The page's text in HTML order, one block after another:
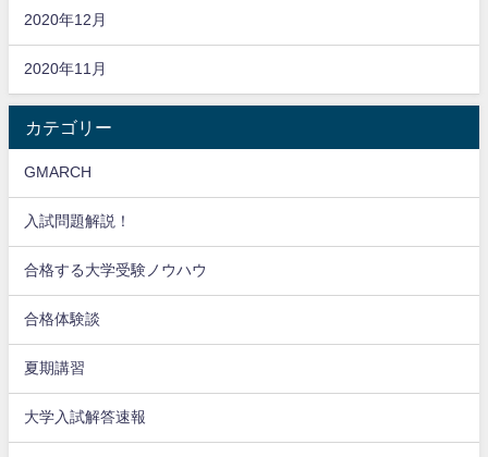
2020年12月
2020年11月
カテゴリー
GMARCH
入試問題解説！
合格する大学受験ノウハウ
合格体験談
夏期講習
大学入試解答速報